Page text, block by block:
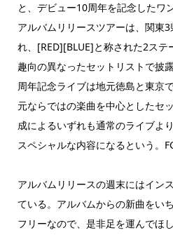
と、デビュー10周年を記念したワ
アルバムリリースツアーは、関東
れ、[RED][BLUE]と称された2ス
趣向の異なったセットリストで披
周年記念ライブは地元徳島と東京
元ならではの楽曲を中心としたセ
成によるいずれも通常のライブよ
スペシャルな内容になるという。
アルバムリリースの週末にはイン
ている。アルバムからの新曲をい
フリーなので、是非足を運んでほし